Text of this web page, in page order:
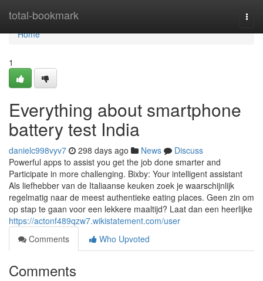
total-bookmark
Home
Home
1
Everything about smartphone
battery test India
danielc998vyv7 298 days ago News
Discuss
Powerful apps to assist you get the job done smarter and
Participate in more challenging. Bixby: Your intelligent assistant
Als liefhebber van de Italiaanse keuken zoek je waarschijnlijk
regelmatig naar de meest authentieke eating places. Geen zin om
op stap te gaan voor een lekkere maaltijd? Laat dan een heerlijke
https://actonf489qzw7.wikistatement.com/user
Comments
Who Upvoted
Comments